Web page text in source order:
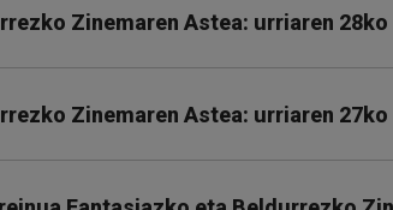
Zinemaren Astea: urriaren
Zinemaren Astea: urriaren